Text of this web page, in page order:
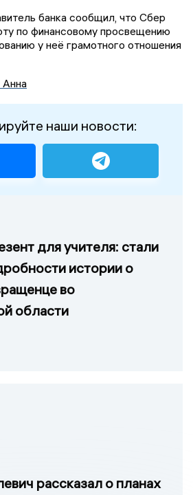
банка сообщил, что Сбер
по финансовому просвещению
у неё грамотного отношения
наши новости:
для учителя: стали
истории о
во
области
рассказал о планах